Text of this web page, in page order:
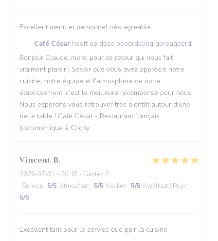
Excellent menu et personnel très agreable
Café César heeft op deze beoordeling gereageerd
Bonjour Claude, merci pour ce retour qui nous fait
vraiment plaisir ! Savoir que vous avez apprécié notre
cuisine, notre équipe et l'atmosphère de notre
établissement, c'est la meilleure récompense pour nous.
Nous espérons vous retrouver très bientôt autour d'une
belle table ! Café César - Restaurant français
bistronomique à Clichy
Vincent B
2026-07-31 - 20:15 - Gasten 2
Service : 5/5 Atmosfeer : 5/5 Keuken : 5/5 Kwaliteit / Prijs :
5/5
Excellent tant pour le service que ppir la cuisine